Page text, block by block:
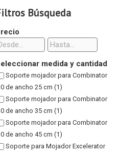
Búsqueda
medida y cantidad
Soporte mojador para Combinator
de ancho 25 cm (1)
Soporte mojador para Combinator
de ancho 35 cm (1)
Soporte mojador para Combinator
de ancho 45 cm (1)
Soporte para Mojador Excelerator